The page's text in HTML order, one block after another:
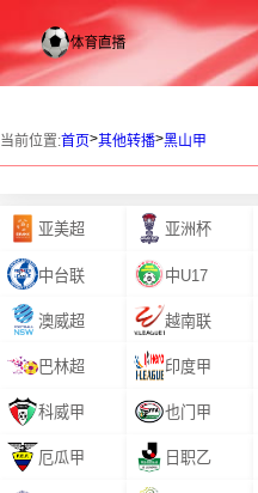
当前位置:首页>其他转播>黑山甲
亚美超 亚洲杯
中台联 中U17
澳威超 越南联
巴林超 印度甲
科威甲 也门甲
厄瓜甲 日职乙